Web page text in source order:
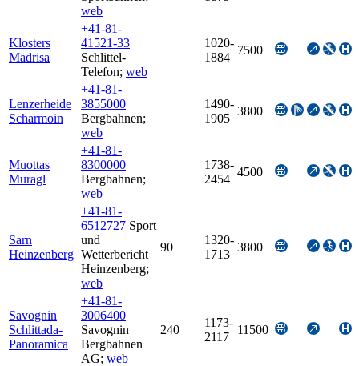
web
Klosters
Madrisa
+41-81-
41521-33
Schlittel-
Telefon; web
1020-
1884
7500
Lenzerheide
Scharmoin
+41-81-
3855000
Bergbahnen;
web
1490-
1905
3800
Muottas
Muragl
+41-81-
8300000
Bergbahnen;
web
1738-
2454
4500
Sarn
Heinzenberg
+41-81-
6512727 Sport
und
Wetterbericht
Heinzenberg;
web
90
1320-
1713
3800
Savognin
Schlittada-
Panoramica
+41-81-
3006400
Savognin
Bergbahnen
AG; web
240
1173-
2117
11500